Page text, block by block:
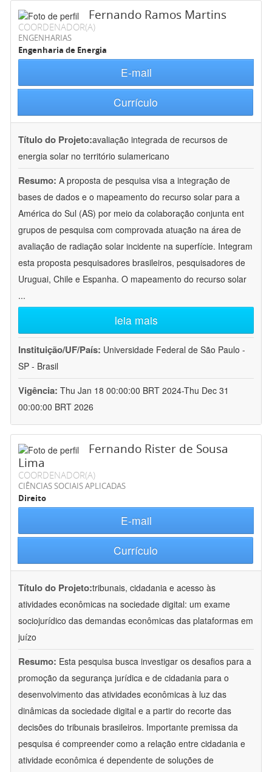
Fernando Ramos Martins
COORDENADOR(A)
ENGENHARIAS
Engenharia de Energia
E-mail
Currículo
Título do Projeto:avaliação integrada de recursos de
energia solar no território sulamericano
Resumo: A proposta de pesquisa visa a integração de
bases de dados e o mapeamento do recurso solar para a
América do Sul (AS) por meio da colaboração conjunta ent
grupos de pesquisa com comprovada atuação na área de
avaliação de radiação solar incidente na superfície. Integram
esta proposta pesquisadores brasileiros, pesquisadores de
Uruguai, Chile e Espanha. O mapeamento do recurso solar
...
leia mais
Instituição/UF/País: Universidade Federal de São Paulo -
SP - Brasil
Vigência: Thu Jan 18 00:00:00 BRT 2024-Thu Dec 31
00:00:00 BRT 2026
Fernando Rister de Sousa
Lima
COORDENADOR(A)
CIÊNCIAS SOCIAIS APLICADAS
Direito
E-mail
Currículo
Título do Projeto:tribunais, cidadania e acesso às
atividades econômicas na sociedade digital: um exame
sociojurídico das demandas econômicas das plataformas em
juízo
Resumo: Esta pesquisa busca investigar os desafios para a
promoção da segurança jurídica e de cidadania para o
desenvolvimento das atividades econômicas à luz das
dinâmicas da sociedade digital e a partir do recorte das
decisões do tribunais brasileiros. Importante premissa da
pesquisa é compreender como a relação entre cidadania e
atividade econômica é dependente de soluções de